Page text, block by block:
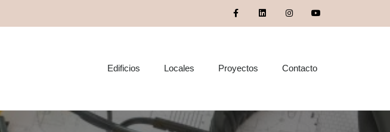
Edificios Locales Proyectos Contacto